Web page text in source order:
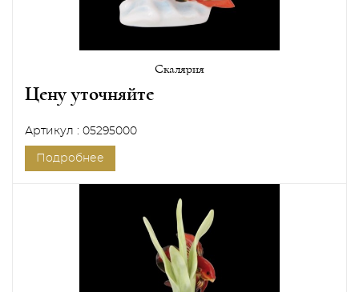
Скалярия
Цену уточняйте
Артикул : 05295000
Подробнее